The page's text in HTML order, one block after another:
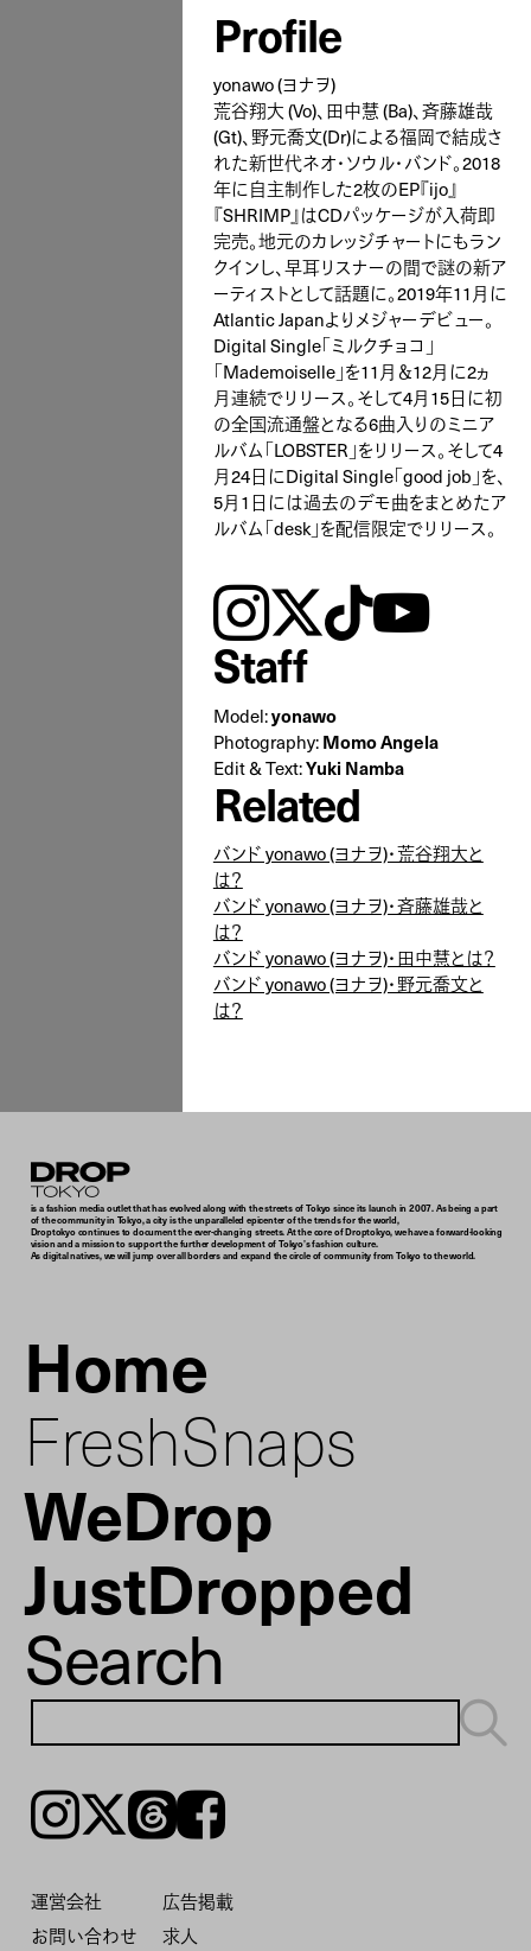
Profile
yonawo (ヨナヲ)
荒谷翔大 (Vo)、田中慧 (Ba)、斉藤雄哉
(Gt)、野元喬文(Dr)による福岡で結成さ
れた新世代ネオ・ソウル・バンド。2018
年に自主制作した2枚のEP『ijo』
『SHRIMP』はCDパッケージが入荷即
完売。地元のカレッジチャートにもラン
クインし、早耳リスナーの間で謎の新ア
ーティストとして話題に。2019年11月に
Atlantic Japanよりメジャーデビュー。
Digital Single「ミルクチョコ」
「Mademoiselle」を11月＆12月に2ヵ
月連続でリリース。そして4月15日に初
の全国流通盤となる6曲入りのミニア
ルバム「LOBSTER」をリリース。そして4
月24日にDigital Single「good job」を、
5月1日には過去のデモ曲をまとめたア
ルバム「desk」を配信限定でリリース。
instagram𝕏tiktokyoutube
Staff
Model:yonawo
Photography:Momo Angela
Edit & Text:Yuki Namba
Related
バンド yonawo (ヨナヲ)・荒谷翔大と
は？
バンド yonawo (ヨナヲ)・斉藤雄哉と
は？
バンド yonawo (ヨナヲ)・田中慧とは？
バンド yonawo (ヨナヲ)・野元喬文と
は？
Droptokyo
is a fashion media outlet that has evolved along with the streets of Tokyo since its launch in 2007. As being a part
of the community in Tokyo, a city is the unparalleled epicenter of the trends for the world,
Droptokyo continues to document the ever-changing streets. At the core of Droptokyo, we have a forward-looking
vision and a mission to support the further development of Tokyo’s fashion culture.
As digital natives, we will jump over all borders and expand the circle of community from Tokyo to the world.
Home
FreshSnaps
WeDrop
JustDropped
Search
Instagram𝕏ThreadsFacebook
運営会社
広告掲載
お問い合わせ
求人